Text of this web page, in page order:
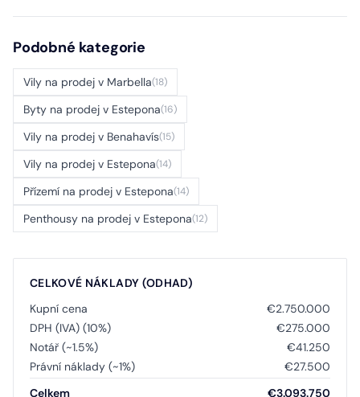
Podobné kategorie
Vily na prodej v Marbella(18)
Byty na prodej v Estepona(16)
Vily na prodej v Benahavís(15)
Vily na prodej v Estepona(14)
Přízemí na prodej v Estepona(14)
Penthousy na prodej v Estepona(12)
CELKOVÉ NÁKLADY (ODHAD)
Kupní cena
€2.750.000
DPH (IVA) (10%)
€275.000
Notář (~1.5%)
€41.250
Právní náklady (~1%)
€27.500
Celkem
€3.093.750